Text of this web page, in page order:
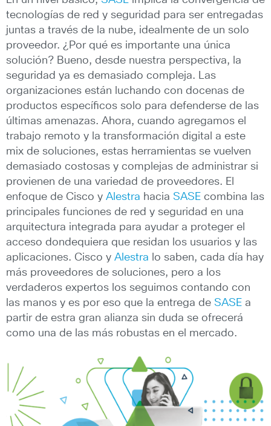
tecnologías de red y seguridad para ser entregadas
juntas a través de la nube, idealmente de un solo
proveedor. ¿Por qué es importante una única
solución? Bueno, desde nuestra perspectiva, la
seguridad ya es demasiado compleja. Las
organizaciones están luchando con docenas de
productos específicos solo para defenderse de las
últimas amenazas. Ahora, cuando agregamos el
trabajo remoto y la transformación digital a este
mix de soluciones, estas herramientas se vuelven
demasiado costosas y complejas de administrar si
provienen de una variedad de proveedores. El
enfoque de Cisco y Alestra hacia SASE combina las
principales funciones de red y seguridad en una
arquitectura integrada para ayudar a proteger el
acceso dondequiera que residan los usuarios y las
aplicaciones. Cisco y Alestra lo saben, cada día hay
más proveedores de soluciones, pero a los
verdaderos expertos los seguimos contando con
las manos y es por eso que la entrega de SASE a
partir de estra gran alianza sin duda se ofrecerá
como una de las más robustas en el mercado.